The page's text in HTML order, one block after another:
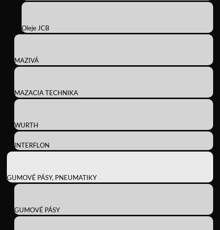
Oleje JCB
MAZIVÁ
MAZACIA TECHNIKA
WURTH
INTERFLON
GUMOVÉ PÁSY, PNEUMATIKY
GUMOVÉ PÁSY